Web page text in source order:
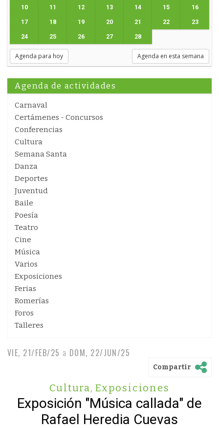
10 11 12 13 14 15 16
17 18 19 20 21 22 23
24 25 26 27 28
Agenda para hoy Agenda en esta semana
Agenda de actividades
Carnaval
Certámenes - Concursos
Conferencias
Cultura
Semana Santa
Danza
Deportes
Juventud
Baile
Poesía
Teatro
Cine
Música
Varios
Exposiciones
Ferias
Romerías
Foros
Talleres
VIE, 21/FEB/25 a DOM, 22/JUN/25
Compartir
Cultura, Exposiciones
Exposición "Música callada" de
Rafael Heredia Cuevas